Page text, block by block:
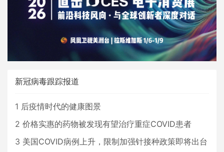
新冠病毒跟踪报道
1 后疫情时代的健康图景
2 价格实惠的药物被发现有望治疗重症COVID患者
3 美国COVID病例上升，限制加强针接种政策即将出台